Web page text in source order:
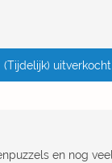
(Tijdelijk) uitverkocht
en nog